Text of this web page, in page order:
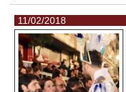
11/02/2018